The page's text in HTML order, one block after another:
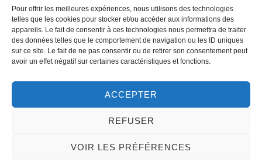
Pour offrir les meilleures expériences, nous utilisons des technologies
telles que les cookies pour stocker et/ou accéder aux informations des
appareils. Le fait de consentir à ces technologies nous permettra de traiter
des données telles que le comportement de navigation ou les ID uniques
sur ce site. Le fait de ne pas consentir ou de retirer son consentement peut
avoir un effet négatif sur certaines caractéristiques et fonctions.
ACCEPTER
REFUSER
VOIR LES PRÉFÉRENCES
Email :mairie@meung-sur-loire.com
Tel:
+33 (0)2 38 46 94 94
Nous contacter